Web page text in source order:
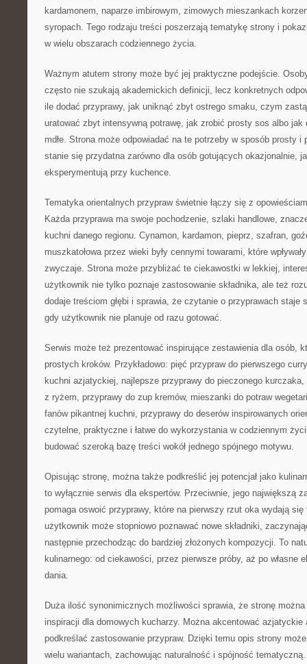
kardamonem, naparze imbirowym, zimowych mieszankach
syropach. Tego rodzaju treści poszerzają tematykę strony i
w wielu obszarach codziennego życia.
Ważnym atutem strony może być jej praktyczne podejście.
często nie szukają akademickich definicji, lecz konkretnych
ile dodać przyprawy, jak uniknąć zbyt ostrego smaku, czym
uratować zbyt intensywną potrawę, jak zrobić prosty sos albo jak
mdłe. Strona może odpowiadać na te potrzeby w sposób prosty
stanie się przydatna zarówno dla osób gotujących okazjonalnie,
eksperymentują przy kuchence.
Tematyka orientalnych przypraw świetnie łączy się z
Każda przyprawa ma swoje pochodzenie, szlaki handlowe,
kuchni danego regionu. Cynamon, kardamon, pieprz, szafran,
muszkatołowa przez wieki były cennymi towarami, które
zwyczaje. Strona może przybliżać te ciekawostki w lekkiej,
użytkownik nie tylko poznaje zastosowanie składnika, ale też
dodaje treściom głębi i sprawia, że czytanie o przyprawach staje
gdy użytkownik nie planuje od razu gotować.
Serwis może też prezentować inspirujące zestawienia dla osób,
prostych kroków. Przykładowo: pięć przypraw do pierwszego
kuchni azjatyckiej, najlepsze przyprawy do pieczonego
z ryżem, przyprawy do zup kremów, mieszanki do potraw
fanów pikantnej kuchni, przyprawy do deserów inspirowanych
czytelne, praktyczne i łatwe do wykorzystania w codziennym
budować szeroką bazę treści wokół jednego spójnego motywu.
Opisując stronę, można także podkreślić jej potencjał jako
to wyłącznie serwis dla ekspertów. Przeciwnie, jego największą
pomaga oswoić przyprawy, które na pierwszy rzut oka wydają
użytkownik może stopniowo poznawać nowe składniki,
następnie przechodząc do bardziej złożonych kompozycji. To
kulinarnego: od ciekawości, przez pierwsze próby, aż po własne
dania.
Duża ilość synonimicznych możliwości sprawia, że stronę
inspiracji dla domowych kucharzy. Można akcentować azjatyckie
podkreślać zastosowanie przypraw. Dzięki temu opis strony
wielu wariantach, zachowując naturalność i spójność tematyczną.